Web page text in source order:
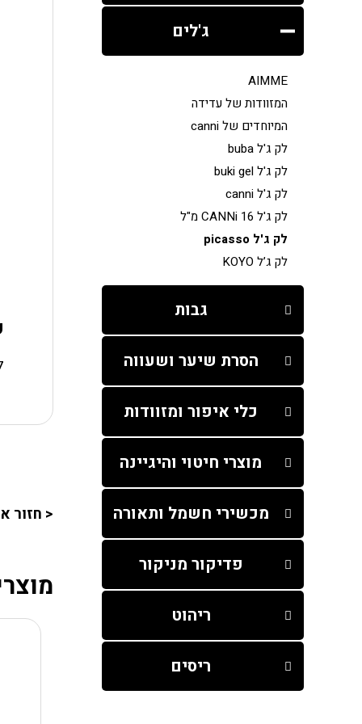
ג'לים
AIMME
המזוודות של עדידה
המיוחדים של canni
לק ג'ל buba
לק ג'ל buki gel
לק ג'ל canni
לק ג'ל CANNi 16 מ"ל
לק ג'ל picasso
לק ג’ל KOYO
גבות
הסרת שיער ושעווה
כלי איפור ומזוודות
מוצרי חיטוי והיגיינה
מכשירי חשמל ותאורה
פדיקור מניקור
ריהוט
ריסים
< חזור